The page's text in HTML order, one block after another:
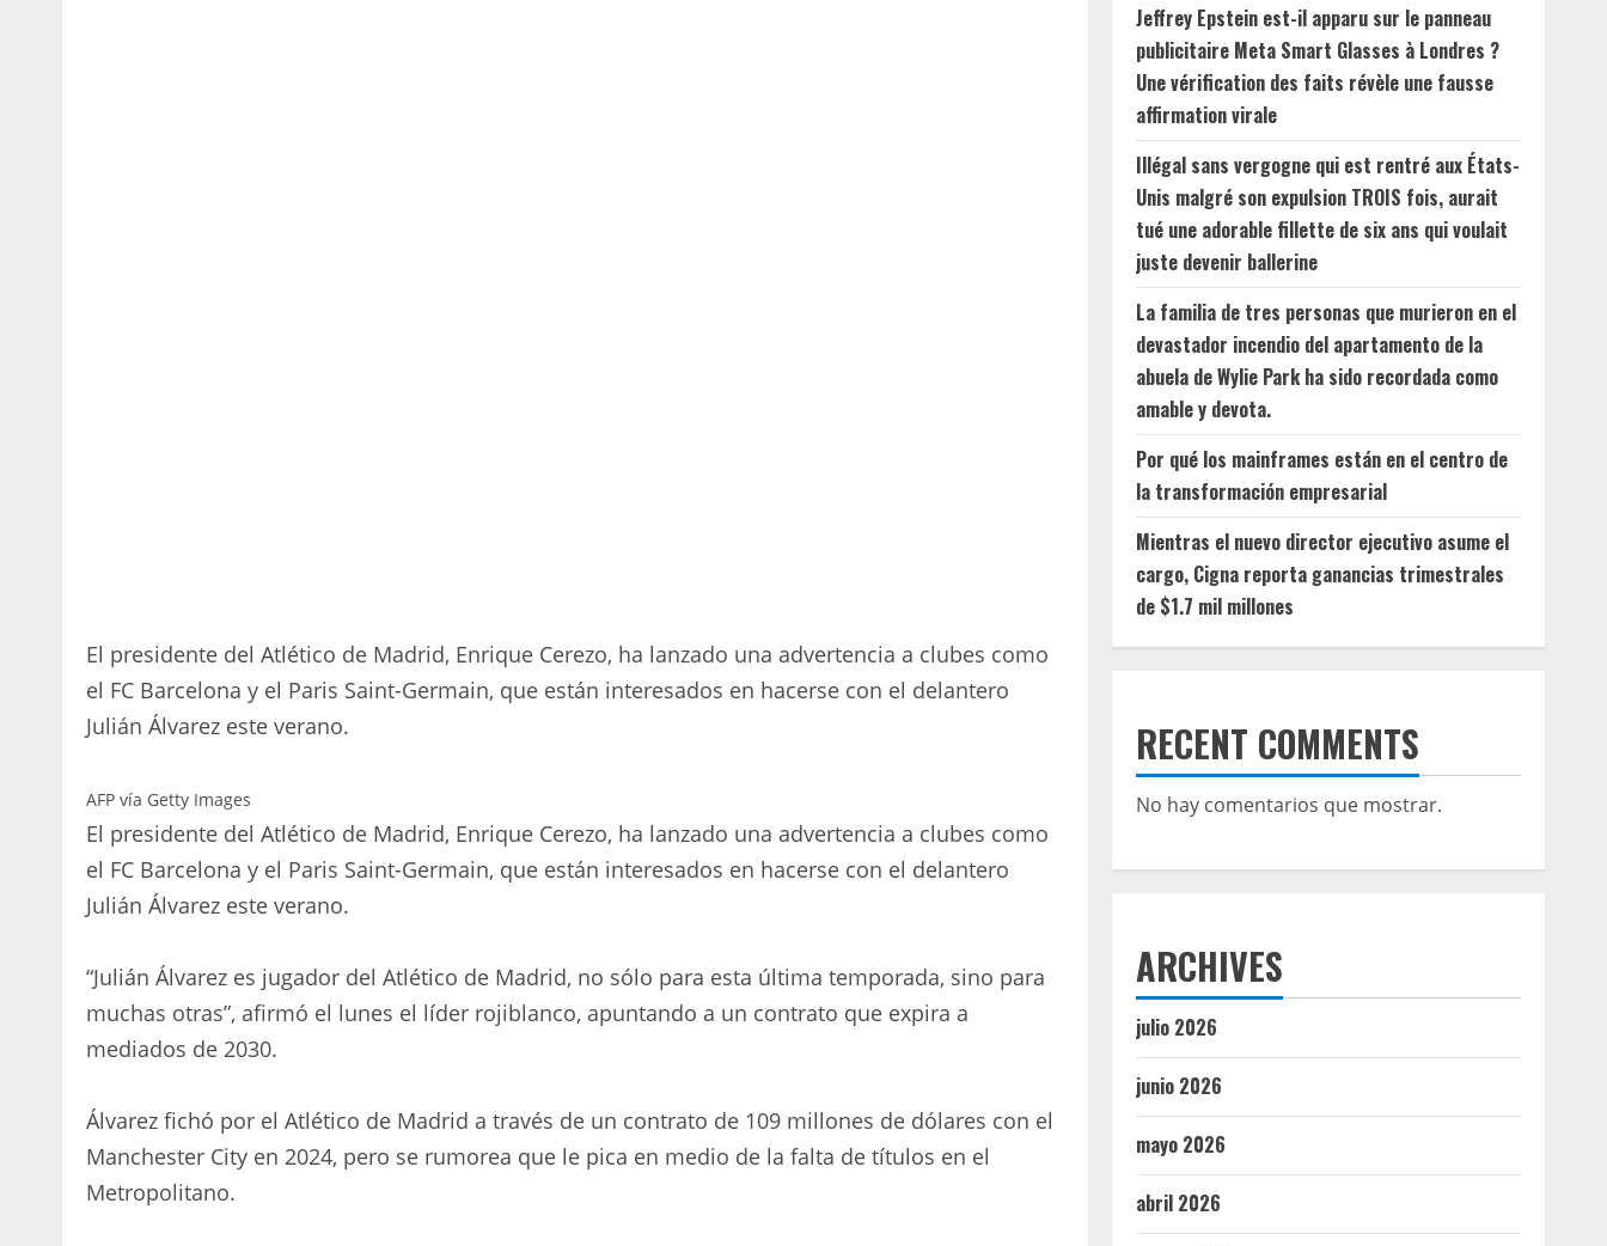
El presidente del Atlético de Madrid, Enrique Cerezo, ha lanzado una advertencia a clubes como
el FC Barcelona y el Paris Saint-Germain, que están interesados ​​en hacerse con el delantero
Julián Álvarez este verano.
AFP vía Getty Images
El presidente del Atlético de Madrid, Enrique Cerezo, ha lanzado una advertencia a clubes como
el FC Barcelona y el Paris Saint-Germain, que están interesados ​​en hacerse con el delantero
Julián Álvarez este verano.
“Julián Álvarez es jugador del Atlético de Madrid, no sólo para esta última temporada, sino para
muchas otras”, afirmó el lunes el líder rojiblanco, apuntando a un contrato que expira a
mediados de 2030.
Álvarez fichó por el Atlético de Madrid a través de un contrato de 109 millones de dólares con el
Manchester City en 2024, pero se rumorea que le pica en medio de la falta de títulos en el
Metropolitano.
Jeffrey Epstein est-il apparu sur le panneau
publicitaire Meta Smart Glasses à Londres ?
Une vérification des faits révèle une fausse
affirmation virale
Illégal sans vergogne qui est rentré aux États-
Unis malgré son expulsion TROIS fois, aurait
tué une adorable fillette de six ans qui voulait
juste devenir ballerine
La familia de tres personas que murieron en el
devastador incendio del apartamento de la
abuela de Wylie Park ha sido recordada como
amable y devota.
Por qué los mainframes están en el centro de
la transformación empresarial
Mientras el nuevo director ejecutivo asume el
cargo, Cigna reporta ganancias trimestrales
de $1.7 mil millones
RECENT COMMENTS
No hay comentarios que mostrar.
ARCHIVES
julio 2026
junio 2026
mayo 2026
abril 2026